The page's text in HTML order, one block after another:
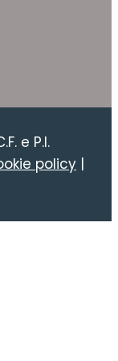
e P.I.
policy |